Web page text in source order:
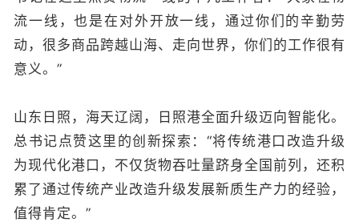
流一线，也是在对外开放一线，通过你们的辛勤劳
动，很多商品跨越山海、走向世界，你们的工作很有
意义。”
山东日照，海天辽阔，日照港全面升级迈向智能化。
总书记点赞这里的创新探索：“将传统港口改造升级
为现代化港口，不仅货物吞吐量跻身全国前列，还积
累了通过传统产业改造升级发展新质生产力的经验，
值得肯定。”